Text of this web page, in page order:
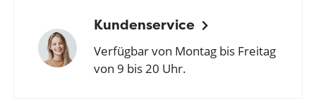
Kundenservice
Verfügbar von Montag bis Freitag
von 9 bis 20 Uhr.